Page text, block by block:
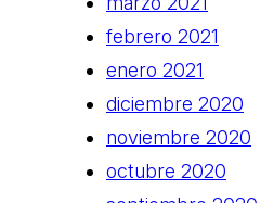
febrero 2021
enero 2021
diciembre 2020
noviembre 2020
octubre 2020